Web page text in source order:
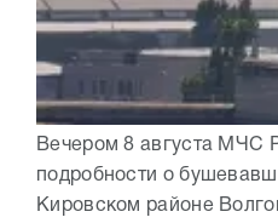
Вечером 8 августа МЧС
подробности о
Кировском районе